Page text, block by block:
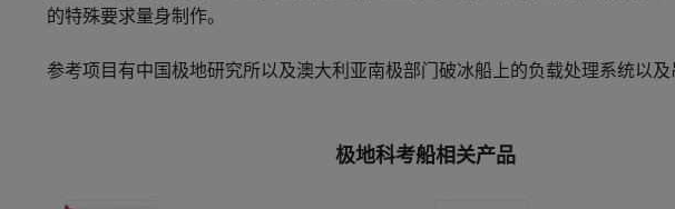
的特殊要求量身制作。
参考项目有中国极地研究所以及澳大利亚南极部门破冰船上的负载处理系统以及
极地科考船相关产品